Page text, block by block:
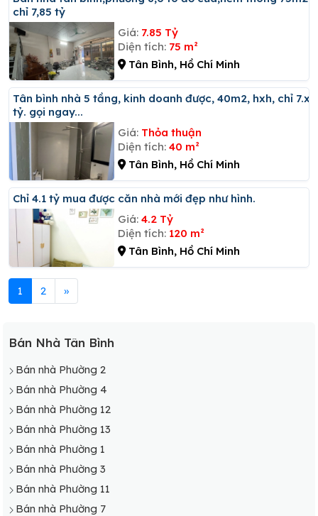
chỉ 7,85 tỷ
Giá: 7.85 Tỷ
Diện tích: 75 m²
Tân Bình, Hồ Chí Minh
Tân bình nhà 5 tầng, kinh doanh được, 40m2, hxh, chỉ 7.x
tỷ. gọi ngay...
Giá: Thỏa thuận
Diện tích: 40 m²
Tân Bình, Hồ Chí Minh
Chỉ 4.1 tỷ mua được căn nhà mới đẹp như hình.
Giá: 4.2 Tỷ
Diện tích: 120 m²
Tân Bình, Hồ Chí Minh
1 2 »
Bán Nhà Tân Bình
Bán nhà Phường 2
Bán nhà Phường 4
Bán nhà Phường 12
Bán nhà Phường 13
Bán nhà Phường 1
Bán nhà Phường 3
Bán nhà Phường 11
Bán nhà Phường 7